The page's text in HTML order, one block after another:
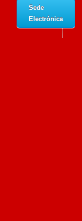
Sede
Electrónica